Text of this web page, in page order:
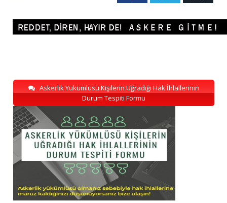
Askerlik Yükümlüsü Kişilerin Uğradığı Hak İhlallerinin
Durum Tespiti Formu